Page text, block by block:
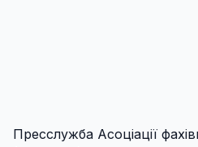
Пресслужба Асоціації